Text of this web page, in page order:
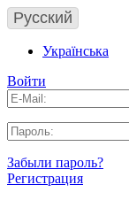
Русский
Українська
Войти
Забыли пароль?
Регистрация